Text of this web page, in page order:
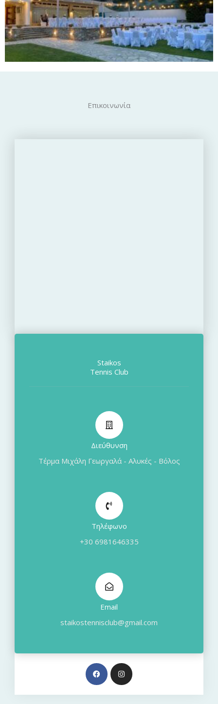
Επικοινωνία
F
a
c
e
b
o
I
n
s
t
a
g
Staikos
Tennis Club
Διεύθυνση
Τέρμα Μιχάλη Γεωργαλά - Αλυκές - Βόλος
Τηλέφωνο
+30 6981646335
Email
staikostennisclub@gmail.com